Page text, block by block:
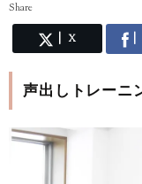
Share
X
声出しトレーニ